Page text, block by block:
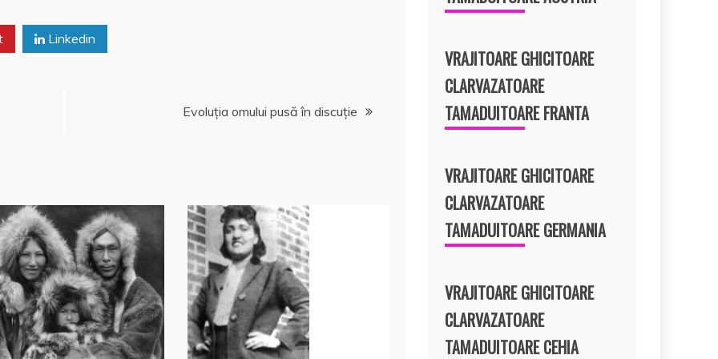
Linkedin
Evoluţia omului pusă în discuţie
VRAJITOARE GHICITOARE
CLARVAZATOARE
TAMADUITOARE FRANTA
VRAJITOARE GHICITOARE
CLARVAZATOARE
TAMADUITOARE GERMANIA
VRAJITOARE GHICITOARE
CLARVAZATOARE
TAMADUITOARE CEHIA